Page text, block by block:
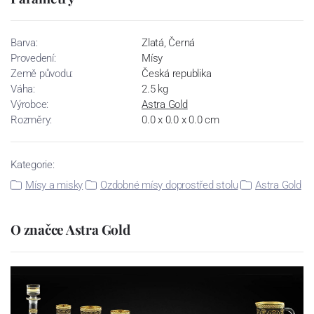
Barva:
Zlatá, Černá
Provedení:
Mísy
Země původu:
Česká republika
Váha:
2.5 kg
Výrobce:
Astra Gold
Rozměry:
0.0 x 0.0 x 0.0 cm
Kategorie:
Mísy a misky
Ozdobné mísy doprostřed stolu Astra Gold
O značce Astra Gold